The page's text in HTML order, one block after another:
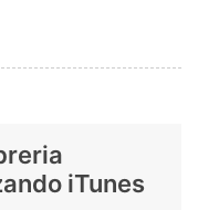
iTunes